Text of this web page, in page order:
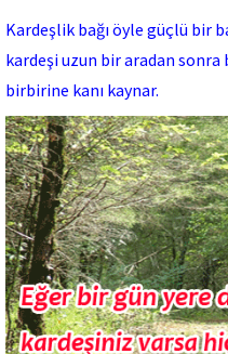
Kardeşlik bağı öyle güçlü bir
kardeşi uzun bir aradan
birbirine kanı kaynar.